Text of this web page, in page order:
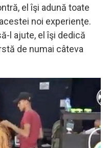
el îşi adună toate
noi experienţe.
l ajute, el îşi dedică
de numai câteva